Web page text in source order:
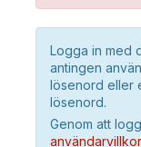
Logga in med
antingen
lösenord eller
lösenord.
Genom att